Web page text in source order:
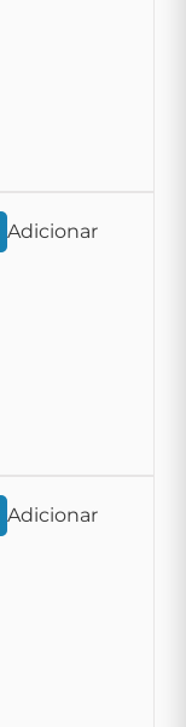
Adicionar
Adicionar